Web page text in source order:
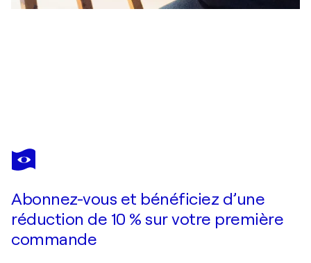
FORTUNA PER
Im Zauber der Jahreszeiten
Abonnez-vous et bénéficiez d’une
réduction de 10 % sur votre première
commande